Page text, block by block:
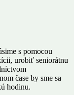
s pomocou
urobiť seniorátnu
čase by sme sa
hodinu.